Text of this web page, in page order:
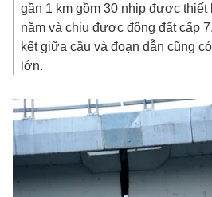
gần 1 km gồm 30 nhịp được thiết
năm và chịu được động đất cấp
kết giữa cầu và đoạn dẫn cũng
lớn.